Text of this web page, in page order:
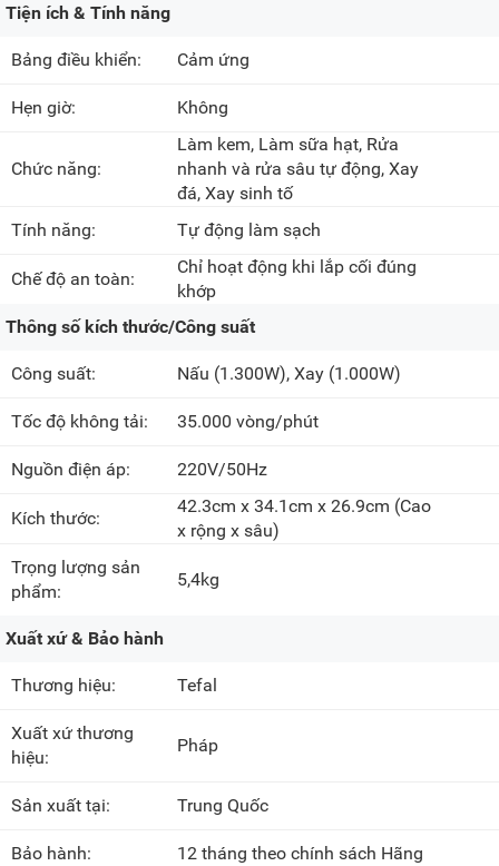
Tiện ích & Tính năng
Bảng điều khiển: Cảm ứng
Hẹn giờ: Không
Chức năng:
Làm kem, Làm sữa hạt, Rửa
nhanh và rửa sâu tự động, Xay
đá, Xay sinh tố
Tính năng:
Tự động làm sạch
Chế độ an toàn:
Chỉ hoạt động khi lắp cối đúng
khớp
Thông số kích thước/Công suất
Công suất: Nấu (1.300W), Xay (1.000W)
Tốc độ không tải: 35.000 vòng/phút
Nguồn điện áp: 220V/50Hz
Kích thước:
42.3cm x 34.1cm x 26.9cm (Cao
x rộng x sâu)
Trọng lượng sản
phẩm:
5,4kg
Xuất xứ & Bảo hành
Thương hiệu: Tefal
Xuất xứ thương
hiệu:
Pháp
Sản xuất tại: Trung Quốc
Bảo hành: 12 tháng theo chính sách Hãng